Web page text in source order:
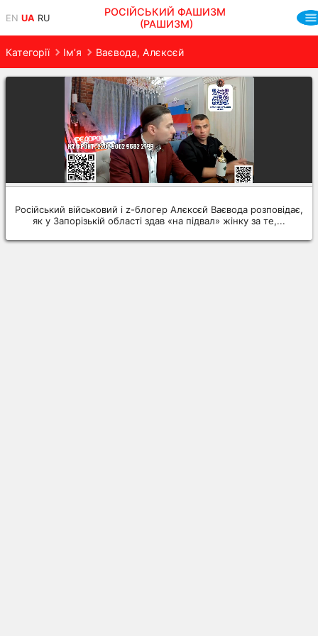
EN UA RU
РОСІЙСЬКИЙ ФАШИЗМ
(РАШИЗМ)
Категорії Ім’я Ваєвода, Алєксєй
Російський військовий і z-блогер Алєксєй Ваєвода розповідає,
як у Запорізькій області здав «на підвал» жінку за те,...